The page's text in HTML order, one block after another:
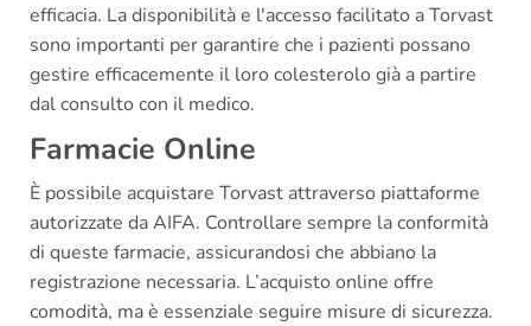
efficacia. La disponibilità e l'accesso facilitato a Torvast
sono importanti per garantire che i pazienti possano
gestire efficacemente il loro colesterolo già a partire
dal consulto con il medico.
Farmacie Online
È possibile acquistare Torvast attraverso piattaforme
autorizzate da AIFA. Controllare sempre la conformità
di queste farmacie, assicurandosi che abbiano la
registrazione necessaria. L’acquisto online offre
comodità, ma è essenziale seguire misure di sicurezza.